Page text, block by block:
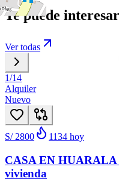
Te puede interesar
Ver todas
1/14
Alquiler
Nuevo
S/ 2800 1134 hoy
CASA EN HUARALA
vivienda